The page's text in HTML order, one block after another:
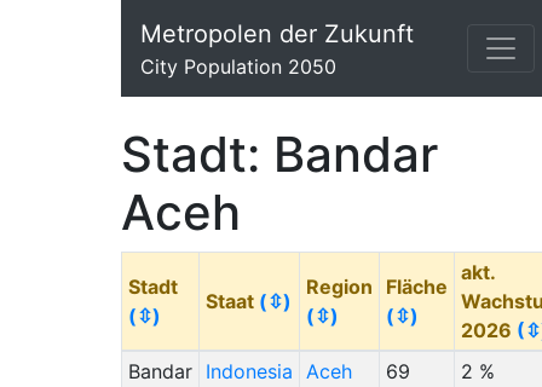
Metropolen der Zukunft
City Population 2050
Stadt: Bandar
Aceh
Stadt
(⇳)
Staat (⇳)
Region
(⇳)
Fläche
(⇳)
akt.
2026
Bandar
Indonesia Aceh
69
2 %